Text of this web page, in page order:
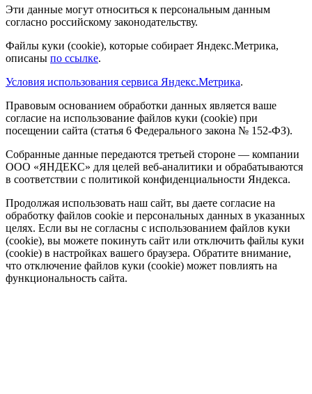
Эти данные могут относиться к персональным данным
согласно российскому законодательству.
Файлы куки (cookie), которые собирает Яндекс.Метрика,
описаны по ссылке.
Условия использования сервиса Яндекс.Метрика.
Правовым основанием обработки данных является ваше
согласие на использование файлов куки (cookie) при
посещении сайта (статья 6 Федерального закона № 152-ФЗ).
Собранные данные передаются третьей стороне — компании
ООО «ЯНДЕКС» для целей веб-аналитики и обрабатываются
в соответствии с политикой конфиденциальности Яндекса.
Продолжая использовать наш сайт, вы даете согласие на
обработку файлов cookie и персональных данных в указанных
целях. Если вы не согласны с использованием файлов куки
(cookie), вы можете покинуть сайт или отключить файлы куки
(cookie) в настройках вашего браузера. Обратите внимание,
что отключение файлов куки (cookie) может повлиять на
функциональность сайта.